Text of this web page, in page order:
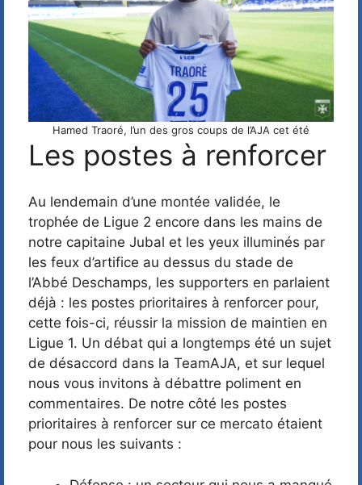
Hamed Traoré, l’un des gros coups de l’AJA cet été
Les postes à renforcer
Au lendemain d’une montée validée, le
trophée de Ligue 2 encore dans les mains de
notre capitaine Jubal et les yeux illuminés par
les feux d’artifice au dessus du stade de
l’Abbé Deschamps, les supporters en parlaient
déjà : les postes prioritaires à renforcer pour,
cette fois-ci, réussir la mission de maintien en
Ligue 1. Un débat qui a longtemps été un sujet
de désaccord dans la TeamAJA, et sur lequel
nous vous invitons à débattre poliment en
commentaires. De notre côté les postes
prioritaires à renforcer sur ce mercato étaient
pour nous les suivants :